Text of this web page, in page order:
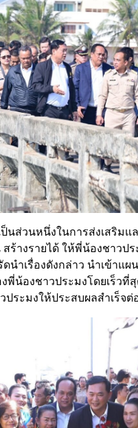
ป็นส่วนหนึ่งในการส่งเสริม
ร้างรายได้ ให้พี่น้องชาว
นำเรื่องดังกล่าว นำเข้า
น้องชาวประมงโดยเร็วที่
ระมงให้ประสบผลสำเร็จต่